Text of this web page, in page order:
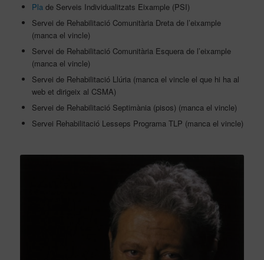
Plade Serveis Individualitzats Eixample (PSI)
Servei de Rehabilitació Comunitària Dreta de l’eixample
(manca el vincle)
Servei de Rehabilitació Comunitària Esquera de l’eixample
(manca el vincle)
Servei de Rehabilitació Llúria (manca el vincle el que hi ha al
web et dirigeix al CSMA)
Servei de Rehabilitació Septimània (pisos) (manca el vincle)
Servei Rehabilitació Lesseps Programa TLP (manca el vincle)